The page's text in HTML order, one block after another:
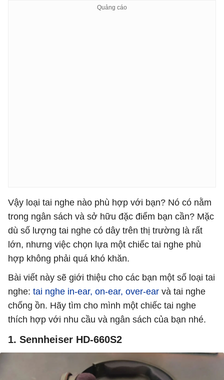
Vậy loại tai nghe nào phù hợp với bạn? Nó có nằm
trong ngân sách và sở hữu đặc điểm bạn cần? Mặc
dù số lượng tai nghe có dây trên thị trường là rất
lớn, nhưng việc chọn lựa một chiếc tai nghe phù
hợp không phải quá khó khăn.
Bài viết này sẽ giới thiệu cho các bạn một số loại tai
nghe: tai nghe in-ear, on-ear, over-ear và tai nghe
chống ồn. Hãy tìm cho mình một chiếc tai nghe
thích hợp với nhu cầu và ngân sách của bạn nhé.
1. Sennheiser HD-660S2